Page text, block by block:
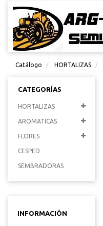
Catálogo HORTALIZAS
CATEGORÍAS
HORTALIZAS
AROMATICAS
FLORES
CESPED
SEMBRADORAS
INFORMACIÓN